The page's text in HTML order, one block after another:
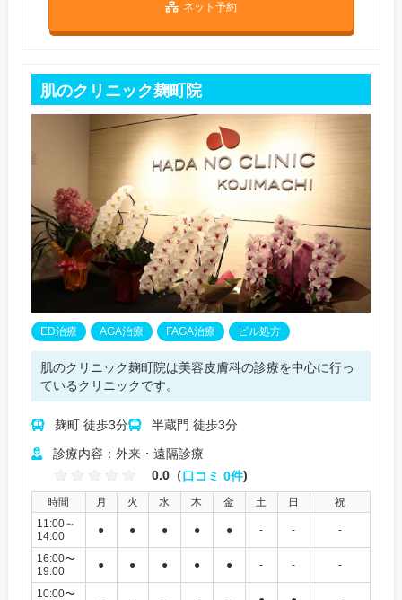
ネット予約
肌のクリニック麹町院
ED治療 AGA治療 FAGA治療 ピル処方
肌のクリニック麹町院は美容皮膚科の診療を中心に行っ
ているクリニックです。
麹町 徒歩3分
半蔵門 徒歩3分
診療内容：外来・遠隔診療
0.0（口コミ 0件)
時間 月 火 水 木 金 土 日
祝
11:00～
14:00
● ● ● ● ● - - -
16:00〜
19:00
● ● ● ● ● - - -
10:00〜